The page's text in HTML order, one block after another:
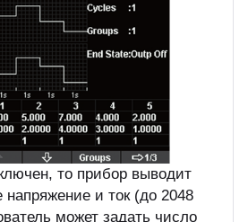
то прибор выводит
напряжение и ток (до 2048
может задать число